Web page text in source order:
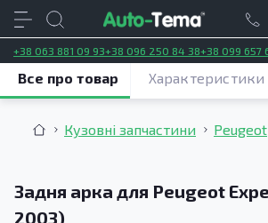
+38 063 881 09 93+38 096 250 84 38+38 099 657
Кузовні запчастини Peugeot
Задня арка для Peugeot
2003)
Все про товар Характеристики